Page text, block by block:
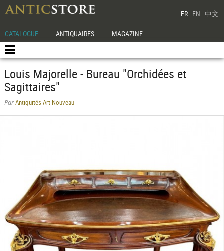
FR EN 中文
CATALOGUE ANTIQUAIRES MAGAZINE
Louis Majorelle - Bureau "Orchidées et
Sagittaires"
ParAntiquités Art Nouveau